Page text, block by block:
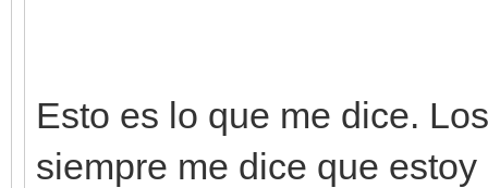
Esto es lo que me dice.
siempre me dice que